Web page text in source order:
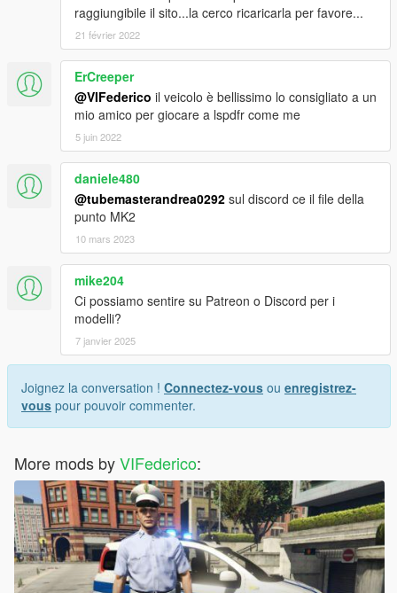
raggiungibile il sito...la cerco ricaricarla per favore...
21 février 2022
ErCreeper
@VIFederico il veicolo è bellissimo lo consigliato a un
mio amico per giocare a lspdfr come me
5 juin 2022
daniele480
@tubemasterandrea0292 sul discord ce il file della
punto MK2
10 mars 2023
mike204
Ci possiamo sentire su Patreon o Discord per i
modelli?
7 janvier 2025
Joignez la conversation ! Connectez-vous ou enregistrez-
vous pour pouvoir commenter.
More mods byVIFederico: